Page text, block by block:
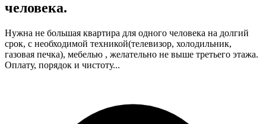
человека.
Нужна не большая квартира для одного человека на долгий
срок, с необходимой техникой(телевизор, холодильник,
газовая печка), мебелью , желательно не выше третьего этажа.
Оплату, порядок и чистоту...